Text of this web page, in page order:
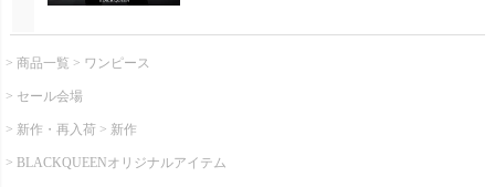
商品一覧 ワンピース
セール会場
新作・再入荷 新作
BLACKQUEENオリジナルアイテム